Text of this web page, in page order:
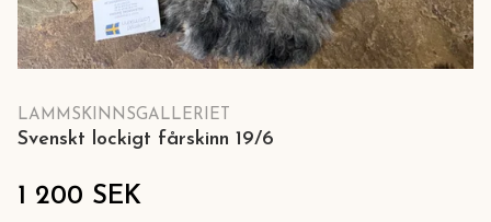
LAMMSKINNSGALLERIET
Svenskt lockigt fårskinn 19/6
1 200 SEK